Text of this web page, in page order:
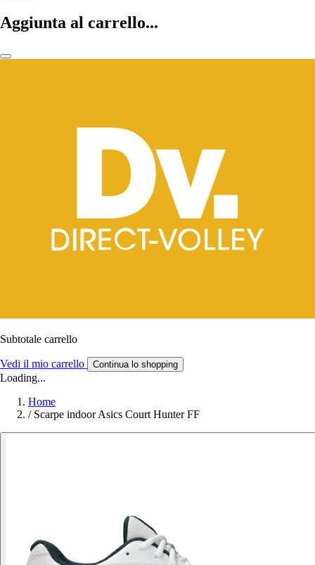
Aggiunta al carrello...
Subtotale carrello
Vedi il mio carrello Continua lo shopping
Loading...
Home
/ Scarpe indoor Asics Court Hunter FF